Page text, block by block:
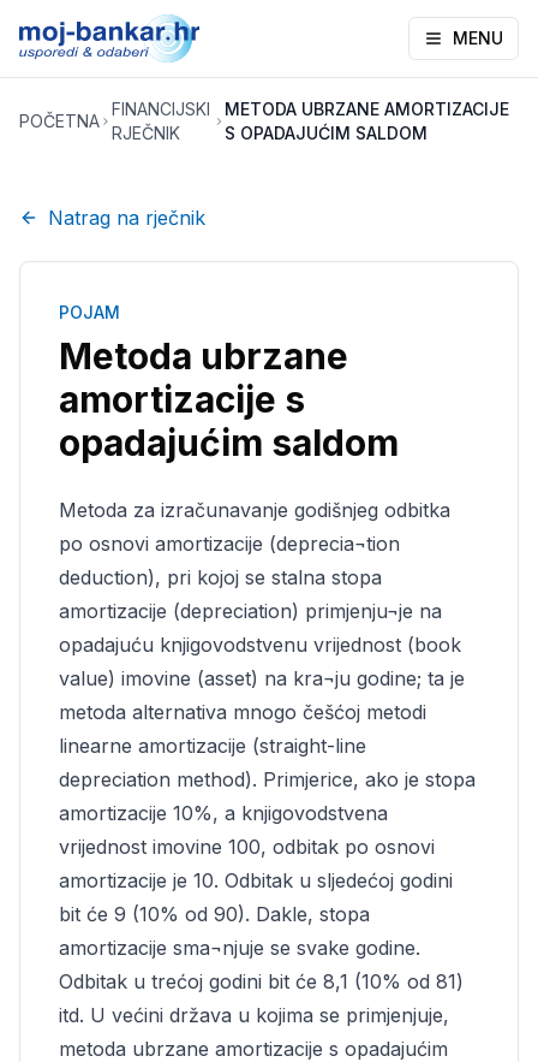
MENU
POČETNA
FINANCIJSKI
RJEČNIK
METODA UBRZANE AMORTIZACIJE
S OPADAJUĆIM SALDOM
Natrag na rječnik
POJAM
Metoda ubrzane
amortizacije s
opadajućim saldom
Metoda za izračunavanje godišnjeg odbitka
po osnovi amortizacije (deprecia¬tion
deduction), pri kojoj se stalna stopa
amortizacije (depreciation) primjenju¬je na
opadajuću knjigovodstvenu vrijednost (book
value) imovine (asset) na kra¬ju godine; ta je
metoda alternativa mnogo češćoj metodi
linearne amortizacije (straight-line
depreciation method). Primjerice, ako je stopa
amortizacije 10%, a knjigovodstvena
vrijednost imovine 100, odbitak po osnovi
amortizacije je 10. Odbitak u sljedećoj godini
bit će 9 (10% od 90). Dakle, stopa
amortizacije sma¬njuje se svake godine.
Odbitak u trećoj godini bit će 8,1 (10% od 81)
itd. U većini država u kojima se primjenjuje,
metoda ubrzane amortizacije s opadajućim